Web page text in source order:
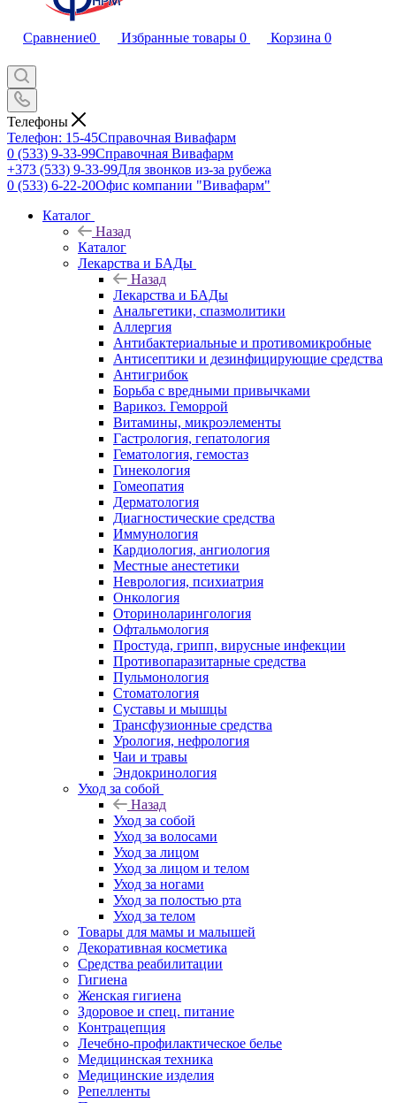
Сравнение0 Избранные товары 0 Корзина 0
Телефоны
Телефон: 15-45Справочная Вивафарм
0 (533) 9-33-99Справочная Вивафарм
+373 (533) 9-33-99Для звонков из-за рубежа
0 (533) 6-22-20Офис компании "Вивафарм"
Каталог
Назад
Каталог
Лекарства и БАДы
Назад
Лекарства и БАДы
Анальгетики, спазмолитики
Аллергия
Антибактериальные и противомикробные
Антисептики и дезинфицирующие средства
Антигрибок
Борьба с вредными привычками
Варикоз. Геморрой
Витамины, микроэлементы
Гастрология, гепатология
Гематология, гемостаз
Гинекология
Гомеопатия
Дерматология
Диагностические средства
Иммунология
Кардиология, ангиология
Местные анестетики
Неврология, психиатрия
Онкология
Оториноларингология
Офтальмология
Простуда, грипп, вирусные инфекции
Противопаразитарные средства
Пульмонология
Стоматология
Суставы и мышцы
Трансфузионные средства
Урология, нефрология
Чаи и травы
Эндокринология
Уход за собой
Назад
Уход за собой
Уход за волосами
Уход за лицом
Уход за лицом и телом
Уход за ногами
Уход за полостью рта
Уход за телом
Товары для мамы и малышей
Декоративная косметика
Средства реабилитации
Гигиена
Женская гигиена
Здоровое и спец. питание
Контрацепция
Лечебно-профилактическое белье
Медицинская техника
Медицинские изделия
Репелленты